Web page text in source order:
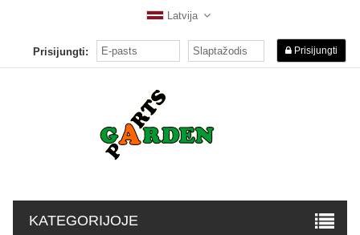
Latvija
Prisijungti: Prisijungti
KATEGORIJOJE